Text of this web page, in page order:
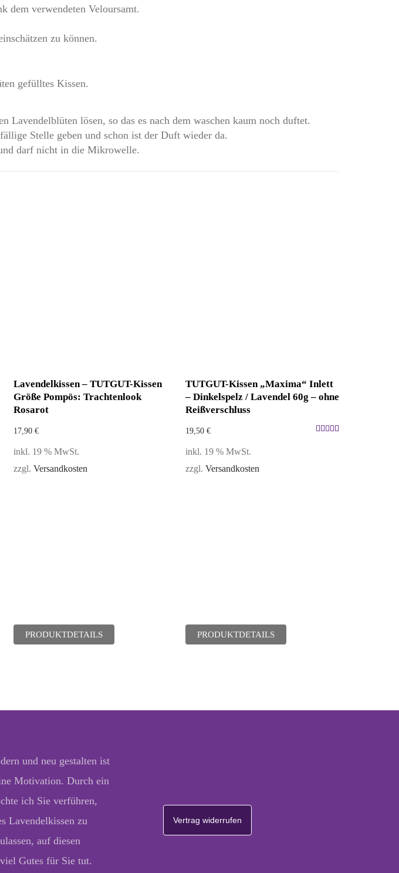
dem verwendeten Veloursamt.
zu können.
gefülltes Kissen.
Lavendelblüten lösen, so das es nach dem waschen kaum noch duftet.
Stelle geben und schon ist der Duft wieder da.
darf nicht in die Mikrowelle.
Lavendelkissen – TUTGUT-Kissen
Größe Pompös: Trachtenlook
Rosarot
17,90 €
inkl. 19 % MwSt.
zzgl. Versandkosten
PRODUKTDETAILS
TUTGUT-Kissen „Maxima“ Inlett
– Dinkelspelz / Lavendel 60g – ohne
Reißverschluss
19,50 €
inkl. 19 % MwSt.
zzgl. Versandkosten
PRODUKTDETAILS
und neu gestalten ist
Motivation. Durch ein
ich Sie verführen,
Lavendelkissen zu
auf diesen
Gutes für Sie tut.
Vertrag widerrufen